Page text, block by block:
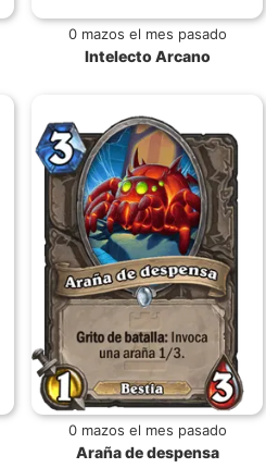
0 mazos el mes pasado
Intelecto Arcano
0 mazos el mes pasado
Araña de despensa